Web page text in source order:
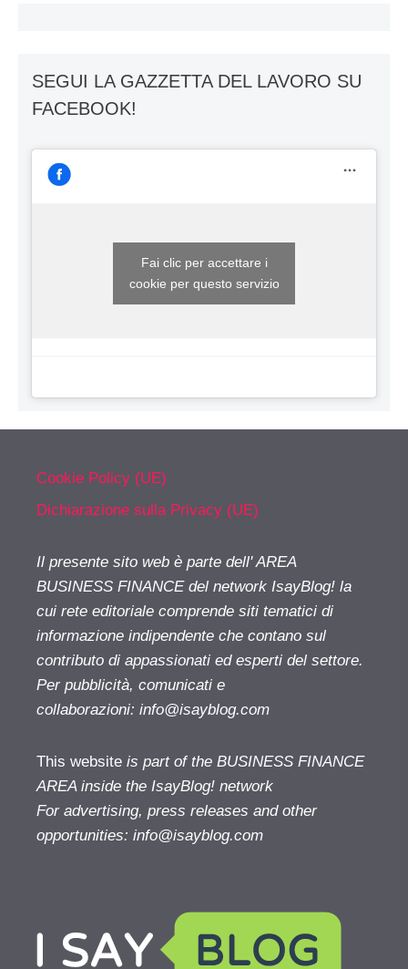
SEGUI LA GAZZETTA DEL LAVORO SU
FACEBOOK!
Fai clic per accettare i
cookie per questo servizio
Cookie Policy (UE)
Dichiarazione sulla Privacy (UE)
Il presente sito web è parte dell' AREA
BUSINESS FINANCE del network IsayBlog! la
cui rete editoriale comprende siti tematici di
informazione indipendente che contano sul
contributo di appassionati ed esperti del settore.
Per pubblicità, comunicati e
collaborazioni: info@isayblog.com
This website is part of the BUSINESS FINANCE
AREA inside the IsayBlog! network
For advertising, press releases and other
opportunities: info@isayblog.com